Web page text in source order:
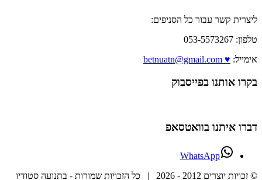
ליצרית קשר עבור כל הסניפים:
טלפון: 053-5573267
אימייל: ♥ betnuatn@gmail.com
בקרו אותנו בפייסבוק
דברו איתנו בוואטסאפ
WhatsApp
© זכויות יוצרים 2012 -
2026 | כל הזכויות שמורות - בתנועה סטודיו